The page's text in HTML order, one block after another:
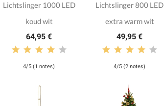
Lichtslinger 1000 LED
koud wit
64,95 €
4/5 (1 notes)
Lichtslinger 800 LED
extra warm wit
49,95 €
4/5 (2 notes)